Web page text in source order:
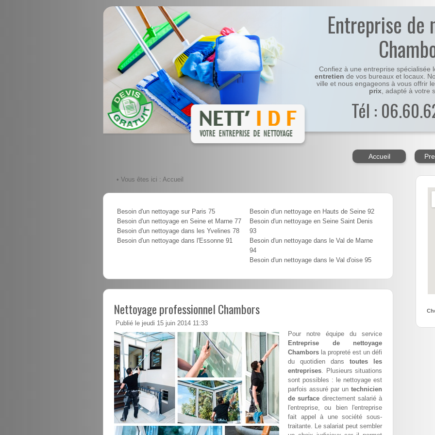
Entreprise de
Confiez à une entreprise spécialisée
entretien de vos bureaux et locaux.
ville et nous engageons à vous offrir le
prix, adapté à votre
Tél :
Accueil
• Vous êtes ici : Accueil
Besoin d'un nettoyage sur Paris 75
Besoin d'un nettoyage en Seine et Marne 77
Besoin d'un nettoyage dans les Yvelines 78
Besoin d'un nettoyage dans l'Essonne 91
Besoin d'un nettoyage en Hauts de Seine 92
Besoin d'un nettoyage en Seine Saint Denis
93
Besoin d'un nettoyage dans le Val de Marne
94
Besoin d'un nettoyage dans le Val d'oise 95
Nettoyage professionnel Chambors
Publié le jeudi 15 juin 2014 11:33
Pour notre équipe du service
Entreprise de nettoyage
Chambors la propreté est un défi
du quotidien dans toutes les
entreprises. Plusieurs situations
sont possibles : le nettoyage est
parfois assuré par un technicien
de surface directement salarié à
l'entreprise, ou bien l'entreprise
fait appel à une société sous-
traitante. Le salariat peut sembler